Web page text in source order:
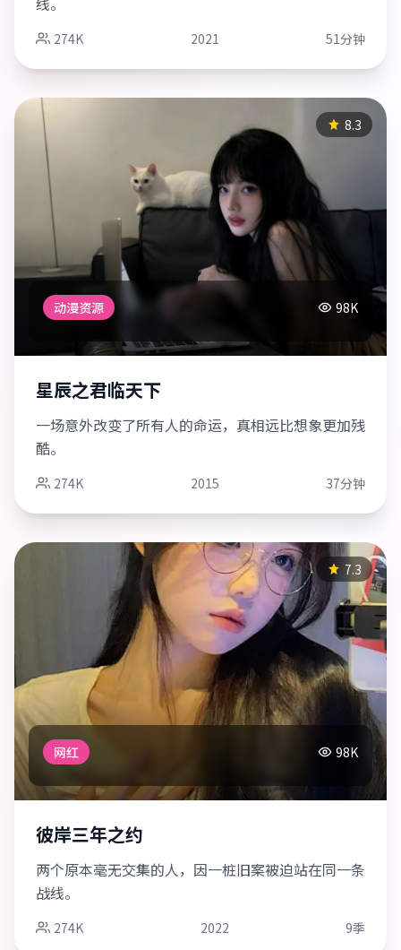
274K 2021 51分钟
8.3
动漫资源 98K
星辰之君临天下
一场意外改变了所有人的命运，真相远比想象更加残
酷。
274K 2015 37分钟
7.3
网红 98K
彼岸三年之约
两个原本毫无交集的人，因一桩旧案被迫站在同一条
战线。
274K 2022 9季